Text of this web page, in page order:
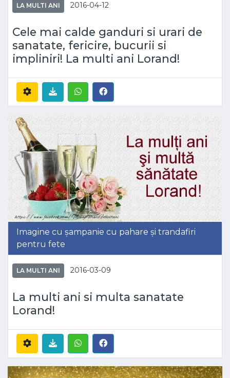
LA MULTI ANI 2016-04-12
Cele mai calde ganduri si urari de
sanatate, fericire, bucurii si
impliniri! La multi ani Lorand!
Imagine cu șampanie cu pahare și trandafiri
pentru fete
LA MULTI ANI 2016-03-09
La multi ani si multa sanatate
Lorand!